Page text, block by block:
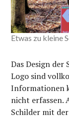
Etwas zu kleine
Das Design
Logo sind
Informationen
nicht erfassen.
Schilder mit